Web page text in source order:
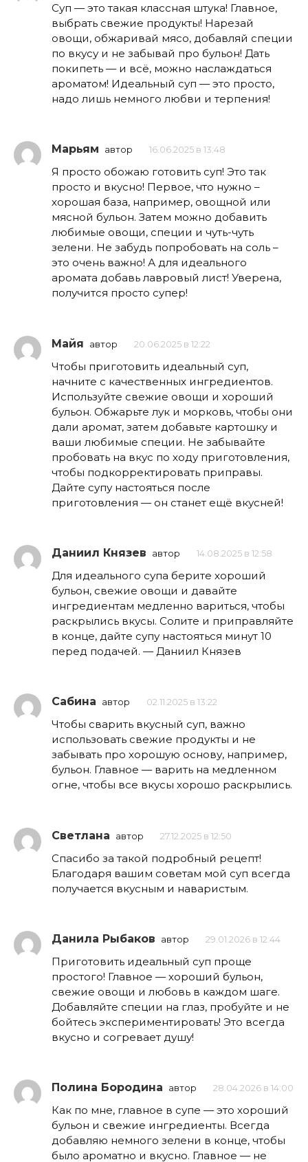
Суп — это такая классная штука! Главное,
выбрать свежие продукты! Нарезай
овощи, обжаривай мясо, добавляй специи
по вкусу и не забывай про бульон! Дать
покипеть — и всё, можно наслаждаться
ароматом! Идеальный суп — это просто,
надо лишь немного любви и терпения!
Марьям автор 16.06.2025 в 13:48
Я просто обожаю готовить суп! Это так
просто и вкусно! Первое, что нужно –
хорошая база, например, овощной или
мясной бульон. Затем можно добавить
любимые овощи, специи и чуть-чуть
зелени. Не забудь попробовать на соль –
это очень важно! А для идеального
аромата добавь лавровый лист! Уверена,
получится просто супер!
Майя автор 20.06.2025 в 12:22
Чтобы приготовить идеальный суп,
начните с качественных ингредиентов.
Используйте свежие овощи и хороший
бульон. Обжарьте лук и морковь, чтобы они
дали аромат, затем добавьте картошку и
ваши любимые специи. Не забывайте
пробовать на вкус по ходу приготовления,
чтобы подкорректировать приправы.
Дайте супу настояться после
приготовления — он станет ещё вкусней!
Даниил Князев автор 14.08.2025 в 12:58
Для идеального супа берите хороший
бульон, свежие овощи и давайте
ингредиентам медленно вариться, чтобы
раскрылись вкусы. Солите и приправляйте
в конце, дайте супу настояться минут 10
перед подачей. — Даниил Князев
Сабина автор 02.11.2025 в 13:22
Чтобы сварить вкусный суп, важно
использовать свежие продукты и не
забывать про хорошую основу, например,
бульон. Главное — варить на медленном
огне, чтобы все вкусы хорошо раскрылись.
Светлана автор 27.12.2025 в 12:50
Спасибо за такой подробный рецепт!
Благодаря вашим советам мой суп всегда
получается вкусным и наваристым.
Данила Рыбаков автор 29.01.2026 в 12:44
Приготовить идеальный суп проще
простого! Главное — хороший бульон,
свежие овощи и любовь в каждом шаге.
Добавляйте специи на глаз, пробуйте и не
бойтесь экспериментировать! Это всегда
вкусно и согревает душу!
Полина Бородина автор 28.04.2026 в 14:00
Как по мне, главное в супе — это хороший
бульон и свежие ингредиенты. Всегда
добавляю немного зелени в конце, чтобы
было ароматно и вкусно. Главное — не